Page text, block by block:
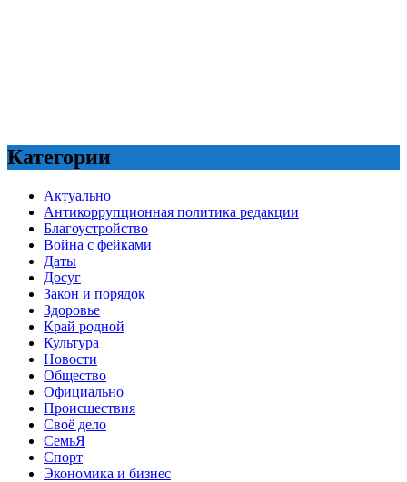
Категории
Актуально
Антикоррупционная политика редакции
Благоустройство
Война с фейками
Даты
Досуг
Закон и порядок
Здоровье
Край родной
Культура
Новости
Общество
Официально
Происшествия
Своё дело
СемьЯ
Спорт
Экономика и бизнес